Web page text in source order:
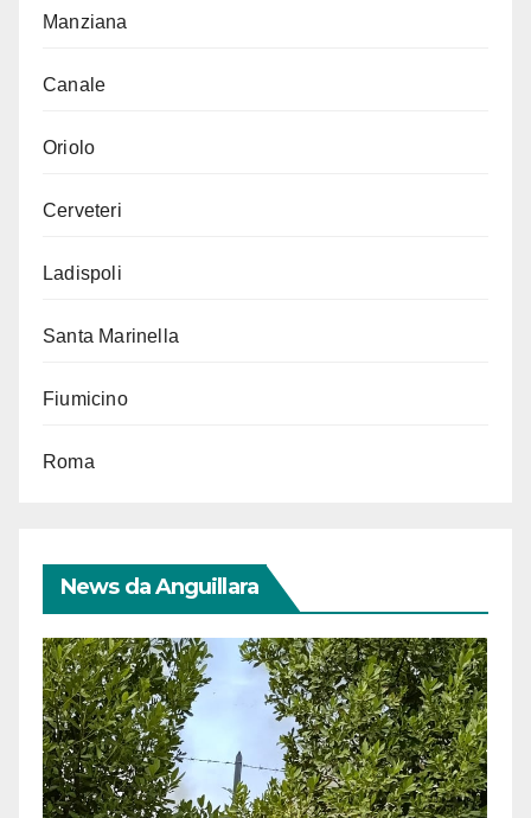
Manziana
Canale
Oriolo
Cerveteri
Ladispoli
Santa Marinella
Fiumicino
Roma
News da Anguillara